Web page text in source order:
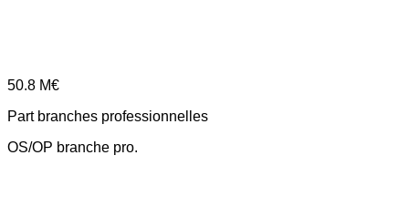
50.8 M€
Part branches professionnelles
OS/OP branche pro.